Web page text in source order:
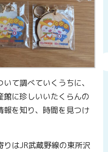
て調べていくうちに、
館に珍しいいたくらんの
報を知り、時間を見つけ
はJR武蔵野線の東所沢